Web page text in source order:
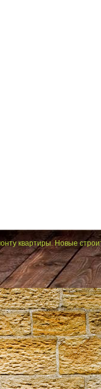
квартиры. Новые